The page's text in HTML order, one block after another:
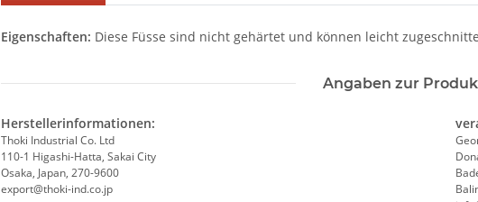
Eigenschaften: Diese Füsse sind nicht gehärtet und können leicht
Angaben zur
Herstellerinformationen:
Thoki Industrial Co. Ltd
110-1 Higashi-Hatta, Sakai City
Osaka, Japan, 270-9600
export@thoki-ind.co.jp